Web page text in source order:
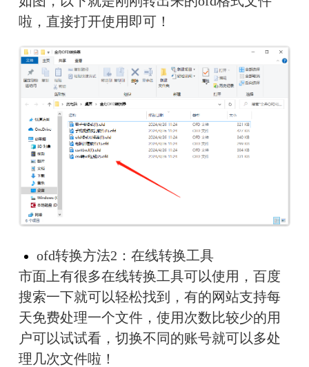
啦，直接打开使用即可！
ofd转换方法2：在线转换工具
市面上有很多在线转换工具可以使用，百度
搜索一下就可以轻松找到，有的网站支持每
天免费处理一个文件，使用次数比较少的用
户可以试试看，切换不同的账号就可以多处
理几次文件啦！